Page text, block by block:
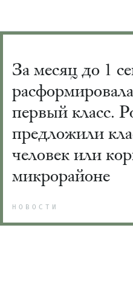
За месяц до 1
первый класс.
предложили
человек или
микрорайоне
НОВОСТИ